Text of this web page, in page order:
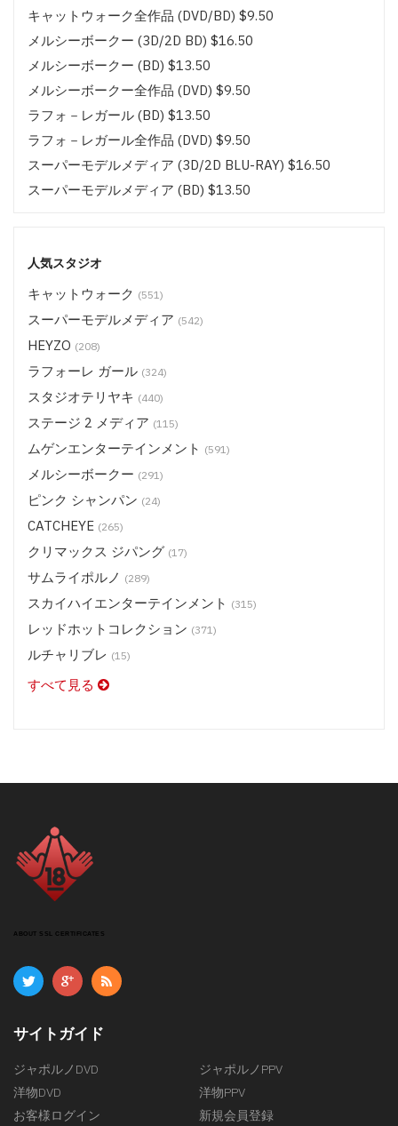
キャットウォーク全作品 (DVD/BD) $9.50
メルシーボークー (3D/2D BD) $16.50
メルシーボークー (BD) $13.50
メルシーボークー全作品 (DVD) $9.50
ラフォ－レガール (BD) $13.50
ラフォ－レガール全作品 (DVD) $9.50
スーパーモデルメディア (3D/2D BLU-RAY) $16.50
スーパーモデルメディア (BD) $13.50
$16.50
ムゲンエンターテインメント全作品 (DVD/BD) $9.50
CATCHEYE (BD) $13.50
CATCHEYE その他 (DVD/BD) $9.50
サムライポルノ (BD) $13.50
サムライポルノ 全作品 (DVD/BD) $9.50
HEYZO (DVD) $14.50
ステージ 2 メディア (BD) $18.50
ステージ 2 メディア (BD) $16.50
ステージ 2 メディア (BD) $14.50
ステージ 2 メディア (DVD) $16.50
ステージ 2 メディア (DVD) $13.50
スタジオテリヤキ ポークテリヤキ (DVD) $9.50
スタジオテリヤキ ブリノテリヤキ(DVD) $9.50
スタジオテリヤキ チキンテリヤキ・他 (DVD) $9.50
スカイハイエンターテインメント (BD) $19.50
スカイハイエンターテインメント (DVD) $13.50
ルチャリブレ (DVD) $13.50
SASUKE (DVD) $9.50
神風 ガールズ/プレミアム (DVD) $9.50
神風 プレミアム (DVD) $13.50
エンパイア (DVD) $9.50
MIKADO (DVD) $9.50
クライマックスジパング (BD) $18.50
クライマックスジパング (DVD) $14.50
トラトラトラ (DVD) $13.50
Queen 8 (DVD) $9.50
人気スタジオ
キャットウォーク (551)
スーパーモデルメディア (542)
HEYZO (208)
ラフォーレ ガール (324)
スタジオテリヤキ (440)
ステージ 2 メディア (115)
ムゲンエンターテインメント (591)
メルシーボークー (291)
ピンク シャンパン (24)
CATCHEYE (265)
クリマックス ジパング (17)
サムライポルノ (289)
スカイハイエンターテインメント (315)
レッドホットコレクション (371)
ルチャリブレ (15)
すべて見る
ABOUT SSL CERTIFICATES
サイトガイド
ジャポルノDVD
ジャポルノPPV
洋物DVD
洋物PPV
お客様ログイン
新規会員登録